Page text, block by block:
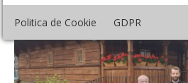
Politica de Cookie GDPR